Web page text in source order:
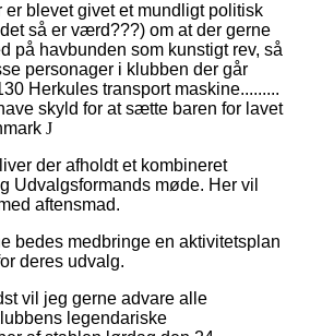
er blevet givet et mundligt politisk
så er værd???) om at der gerne
på havbunden som kunstigt rev, så
personager i klubben der går
Herkules transport maskine.........
skyld for at sætte baren for lavet
J
der afholdt et kombineret
Udvalgsformands møde. Her vil
aftensmad.
bedes medbringe en aktivitetsplan
deres udvalg.
vil jeg gerne advare alle
legendariske